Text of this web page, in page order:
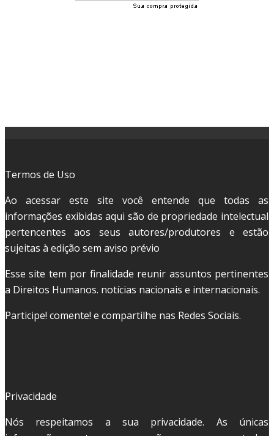
Termos de Uso
Ao acessar este site você entende que todas as
informações exibidas aqui são de propriedade intelectual
pertencentes aos seus autores/produtores e estão
sujeitas à edição sem aviso prévio
Esse site tem por finalidade reunir assuntos pertinentes
a Direitos Humanos. notícias nacionais e internacionais.
Participe! comente! e compartilhe nas Redes Sociais.
Privacidade
Nós respeitamos a sua privacidade. As únicas